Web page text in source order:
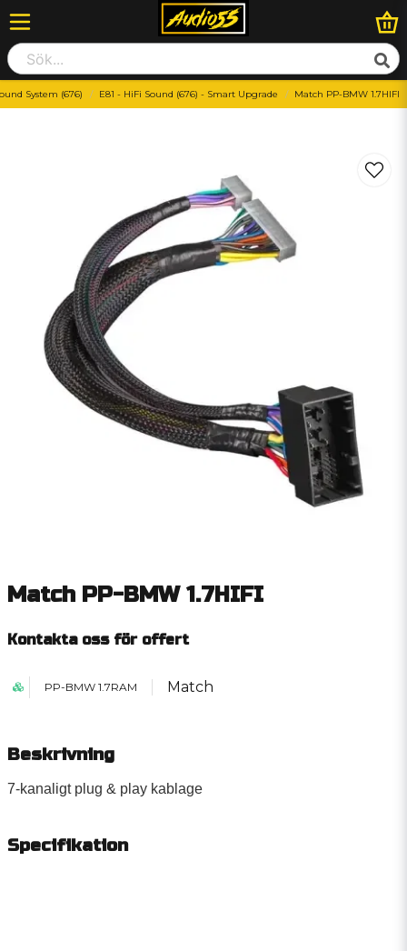
System (676) E81 - HiFi Sound (676) - Smart Upgrade Match PP-BMW 1.7HIFI
Match PP-BMW 1.7HIFI
Kontakta oss för offert
PP-BMW 1.7RAM Match
Beskrivning
7-kanaligt plug & play kablage
Specifikation